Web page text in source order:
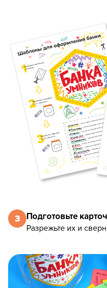
3 Подготовьте
Разрежьте их и